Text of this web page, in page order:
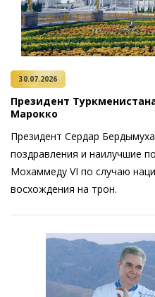
30.07.2026
Президент
Марокко
Президент Сердар
поздравления и наилучшие
Мохаммеду VI по случаю
восхождения на трон.